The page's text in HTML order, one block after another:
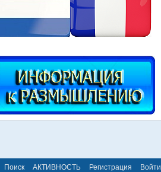
Поиск АКТИВНОСТЬ Регистрация Войти